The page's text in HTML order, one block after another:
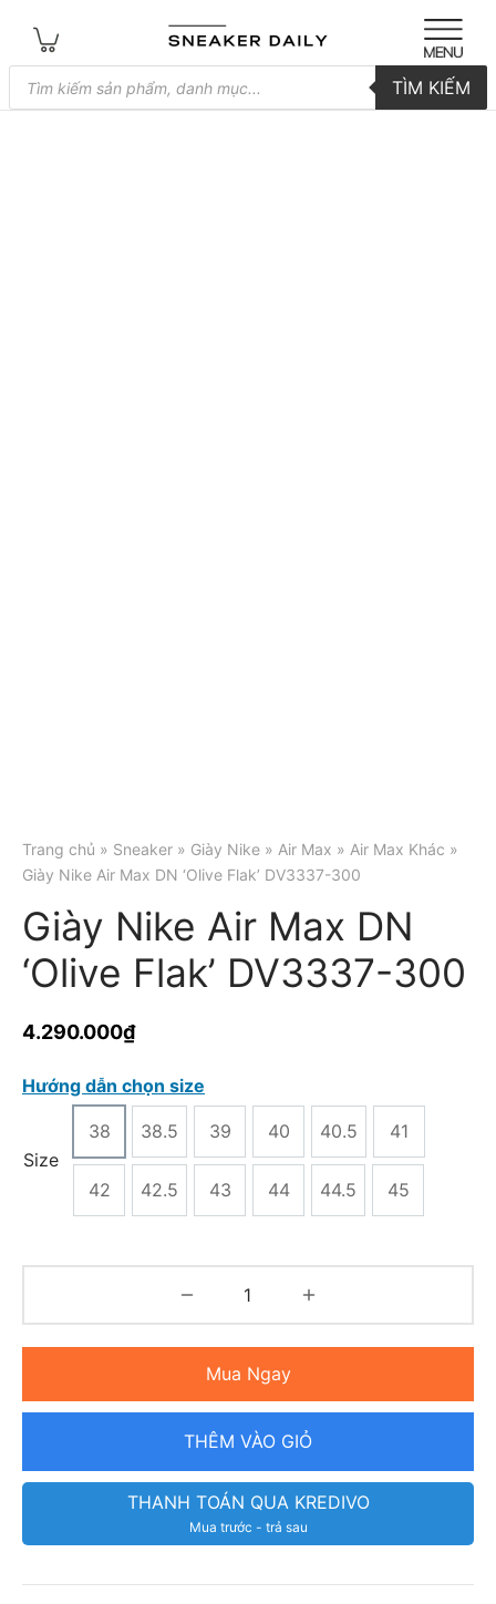
Tìm
kiếm
sản
TÌM KIẾM
Trang chủ » Sneaker » Giày Nike » Air Max » Air Max Khác »
Giày Nike Air Max DN ‘Olive Flak’ DV3337-300
Giày Nike Air Max DN
‘Olive Flak’ DV3337-300
4.290.000₫
Hướng dẫn chọn size
Size
38 38.5 39 40 40.5 41
42 42.5 43 44 44.5 45
Mua Ngay
THÊM VÀO GIỎ
THANH TOÁN QUA KREDIVO
Mua trước - trả sau